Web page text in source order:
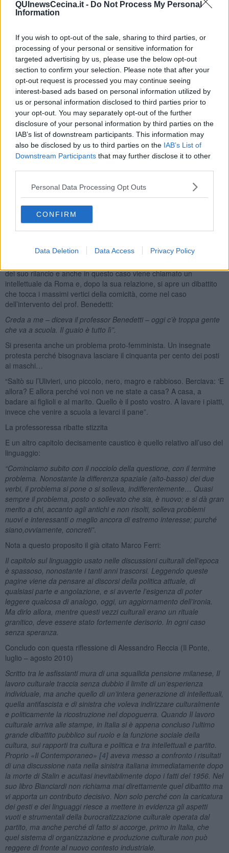
QUInewsCecina.it - Do Not Process My Personal
Information
If you wish to opt-out of the sale, sharing to third parties, or
processing of your personal or sensitive information for
targeted advertising by us, please use the below opt-out
section to confirm your selection. Please note that after your
opt-out request is processed you may continue seeing
interest-based ads based on personal information utilized by
us or personal information disclosed to third parties prior to
your opt-out. You may separately opt-out of the further
disclosure of your personal information by third parties on the
IAB’s list of downstream participants. This information may
also be disclosed by us to third parties on the IAB’s List of
Downstream Participants that may further disclose it to other
Personal Data Processing Opt Outs
CONFIRM
Data Deletion Data Access Privacy Policy
per sé evidente, no? E guardava in viso Marcello, duramente,
come se la colpa fosse sua e non di De Sica”.
lotte del lavoro e che sia un uomo solo. C’è una sfumatura
borghese in quella solitudine, secondo gli stilemi ortodossi del
Partito Comunista, qui parodiati .
Bianciardi descrive questo mondo provinciale come se si trattasse
di un reportage storico – antropologico, ma non bisogna
dimenticare che si tratta di un racconto e che le figure descritte
tendono alla caricatura, anche se si avvicinano molto alla realtà
Un tono quasi profetico, assumono poi le riflessioni sulla diffusione
dei libri; ecco cosa scrive a questo proposito:
Nell’antichità era il lettore che cercava il libro, mentre oggi il
rapporto si è invertito: il libro cerca il lettore. In Italia la crisi è
complicata dal fatto che moltissimi scrivono e pochissimi leggono.
(…) forse il numero degli scrittori è pari a quello degli analfabeti, e
fors’ anche il problema dell’analfabetismo si potrebbe risolvere
imponendo a ciascun autore di insegnare a leggere a un
analfabeta, servendosi del suo libro inedito come di un sillabario.
Se si pensa che Bianciardi scriveva queste cose nel 1957 e si dà
cambiato, anzi …
del suo rilancio e anche in questo caso viene chiamato un
intellettuale da Roma e, dopo la sua relazione, si apre un dibattito
che tocca i massimi vertici della comicità, come nel caso
dell’intervento del prof. Benedetti:
Creda a me – diceva il professor Benedetti – oggi c’è troppa gente
che va a scuola. Il guaio è tutto lì”.
Si presenta anche un problema proto-femminista. Un insegnate
protesta perché bisognava lasciare il cinquanta per cento dei posti
ai maschi…
“Saltò su l’Ulivieri, uno piccolo, nero, magro e rabbioso. Berciava: ‘E
allora? E allora perché voi non ve ne state a casa? A casa, a
badare ai figlioli e al marito. Quello è il posto vostro. A lavare i piatti,
invece che venire a scuola a levarci il pane”.
La professoressa ribatte stizzita
E un altro capitolo decisamente caustico è quello relativo all’uso del
linguaggio:
“Cominciamo subito con il nocciolo della questione, con il termine
problema. Nonostante la differenza spaziale (alto-basso) dei due
verbi, il problema si pone o si solleva, indifferentemente… Quasi
sempre il problema, posto o sollevato che sia, è nuovo; e si dà gran
merito a chi, accanto agli antichi e non risolti, solleva problemi
nuovi e interessanti o meglio ancora di estremo interesse; purché
siano, ovviamente, concreti”.
Nota a questo proposito il già citato Marco Ferri:
Il capitolo sul linguaggio usato nelle discussioni culturali dell’epoca
è spassoso, nonostante i tanti anni trascorsi. Leggendo queste
pagine viene da pensare ai discorsi della politica attuale, di
qualsiasi parte e angolazione, e si avverte l’esigenza di poter
leggere qualcosa di analogo, oggi, un aggiornamento dell’ironia.
Ma dirlo allora, mentre questi vezzi culturali erano un rituale
granitico, deve essere stato fortemente derisorio. In ogni caso
senza speranza.
Concludo con questa riflessione di Alessandro Reccia (Il Ponte,
luglio – agosto 2010)
Scritto tra le asfissianti mura di una squallida pensione milanese, Il
lavoro culturale traccia senza dubbio il limite di un’esperienza
individuale, ma anche quello di un’intera generazione di intellettuali,
quella antifascista e di sinistra che voleva indirizzare culturalmente
e politicamente la ricostruzione nel dopoguerra. Quando Il lavoro
culturale arriva alle stampe, in Italia si è appena concluso l’ultimo
grande dibattito pubblico sul ruolo e la funzione sociale della
cultura, sui rapporti tra cultura e politica e tra intellettuali e partito.
Proprio «Il Contemporaneo» [4]aveva messo a confronto i risultati
di una discussione nata nella sinistra italiana immediatamente dopo
la morte di Stalin e acuitasi inevitabilmente dopo i fatti del 1956. Nel
suo libro Bianciardi non richiama mai direttamente quel dibattito ma
vi apporta un contributo decisivo. Non solo perché con la caricatura
dei gesti e dei linguaggi riesce a mettere in evidenza gli aspetti
vuoti e strumentali della burocratizzazione culturale operata dal
partito, ma anche perché di fatto si accorge, primo in Italia, che
quel sistema di organizzazione e produzione culturale non può
reggere di fronte al nuovo contesto industriale.